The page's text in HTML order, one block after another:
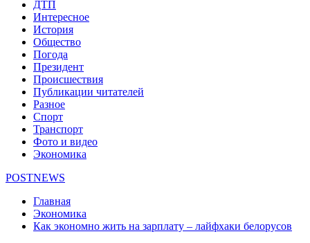
ДТП
Интересное
История
Общество
Погода
Президент
Происшествия
Публикации читателей
Разное
Спорт
Транспорт
Фото и видео
Экономика
POSTNEWS
Главная
Экономика
Как экономно жить на зарплату – лайфхаки белорусов